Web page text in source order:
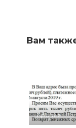
Вам
Прочее